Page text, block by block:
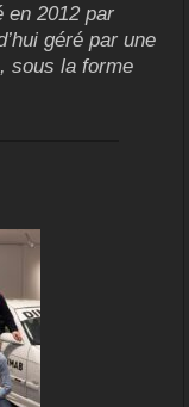
en 2012 par
géré par une
sous la forme